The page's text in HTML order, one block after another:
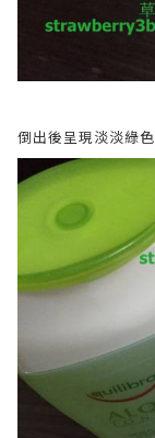
倒出後呈現淡淡綠色